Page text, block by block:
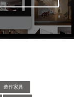
造作家具